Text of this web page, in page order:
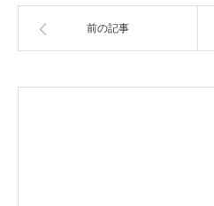
前の記事